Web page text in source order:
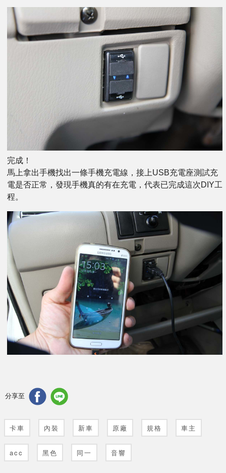
完成！
馬上拿出手機找出一條手機充電線，接上USB充電座測試充
電是否正常，發現手機真的有在充電，代表已完成這次DIY工
程。
分享至
卡車 內裝 新車 原廠 規格 車主
acc 黑色 同一 音響